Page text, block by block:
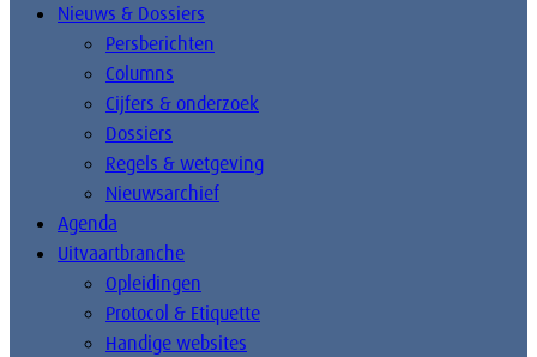
Nieuws & Dossiers
Persberichten
Columns
Cijfers & onderzoek
Dossiers
Regels & wetgeving
Nieuwsarchief
Agenda
Uitvaartbranche
Opleidingen
Protocol & Etiquette
Handige websites